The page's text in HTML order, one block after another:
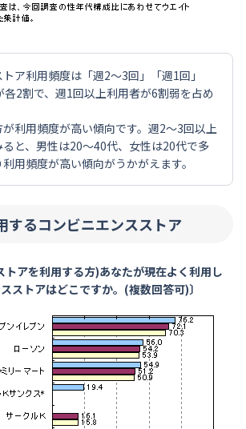
ア利用頻度は「週2～3回」「週1回」
各2割で、週1回以上利用者が6割弱を占め
利用頻度が高い傾向です。週2～3回以上
と、男性は20～40代、女性は20代で多
用頻度が高い傾向がうかがえます。
するコンビニエンスストア
トアを利用する方)あなたが現在よく利用し
ストアはどこですか。(複数回答可)〕